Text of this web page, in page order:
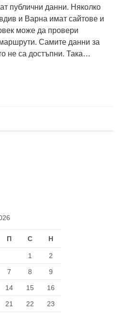
публични данни. Няколко
и Варна имат сайтове и
може да провери
Самите данни за
не са достъпни. Така…
П С Н
1 2
7 8 9
14 15 16
21 22 23